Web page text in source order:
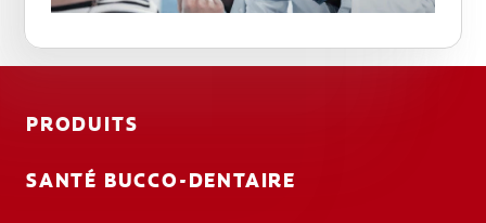
PRODUITS
SANTÉ BUCCO-DENTAIRE